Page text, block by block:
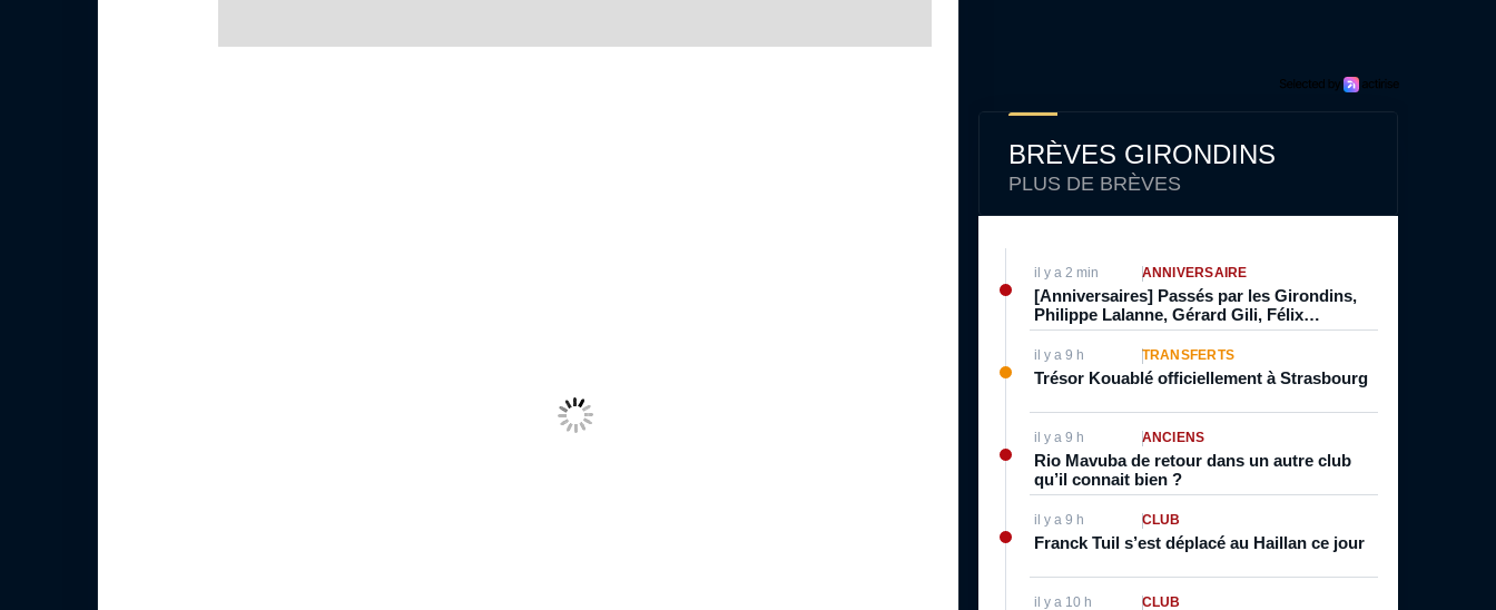
BRÈVES GIRONDINS
PLUS DE BRÈVES
il y a 2 min ANNIVERSAIRE
[Anniversaires] Passés par les Girondins,
Philippe Lalanne, Gérard Gili, Félix
Lemaréchal et Travis Mutyaba fêtent leurs
anniversaires ce 7 Août. Aaron Boupendza
l’aurait également fêté
il y a 9 h TRANSFERTS
Trésor Kouablé officiellement à Strasbourg
il y a 9 h ANCIENS
Rio Mavuba de retour dans un autre club
qu’il connait bien ?
il y a 9 h CLUB
Franck Tuil s’est déplacé au Haillan ce jour
il y a 10 h CLUB